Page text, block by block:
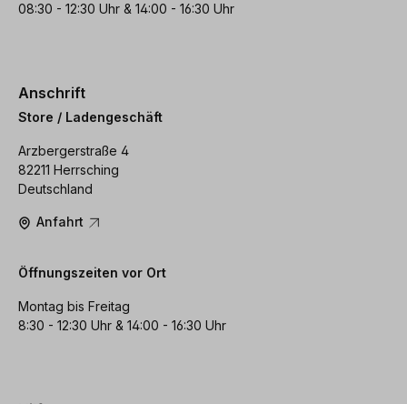
08:30 - 12:30 Uhr & 14:00 - 16:30 Uhr
Anschrift
Store / Ladengeschäft
Arzbergerstraße 4
82211 Herrsching
Deutschland
Anfahrt
Öffnungszeiten vor Ort
Montag bis Freitag
8:30 - 12:30 Uhr & 14:00 - 16:30 Uhr